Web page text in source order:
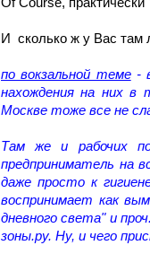
И сколько ж у Вас там
по вокзальной теме-
нахождения на них в
Москве тоже все не
Там же и рабочих
предприниматель на
даже просто к
воспринимает как
дневного света" и
зоны.ру. Ну, и чего